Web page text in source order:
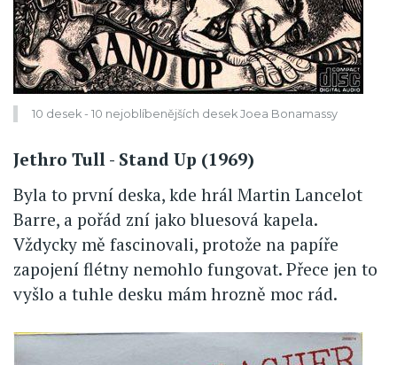
10 desek - 10 nejoblíbenějších desek Joea Bonamassy
Jethro Tull - Stand Up (1969)
Byla to první deska, kde hrál Martin Lancelot
Barre, a pořád zní jako bluesová kapela.
Vždycky mě fascinovali, protože na papíře
zapojení flétny nemohlo fungovat. Přece jen to
vyšlo a tuhle desku mám hrozně moc rád.